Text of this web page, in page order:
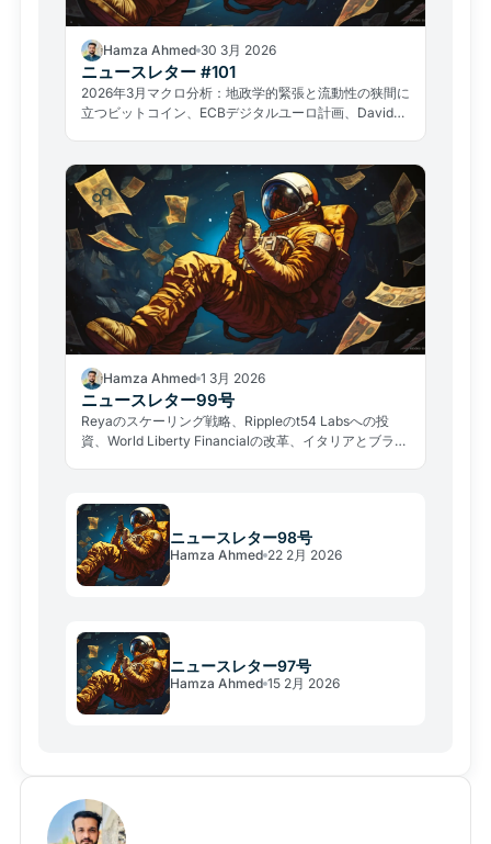
Hamza Ahmed 30 3月 2026
ニュースレター #101
2026年3月マクロ分析：地政学的緊張と流動性の狭間に
立つビットコイン、ECBデジタルユーロ計画、David
Hamza Ahmed 1 3月 2026
ニュースレター99号
Reyaのスケーリング戦略、Rippleのt54 Labsへの投
資、World Liberty Financialの改革、イタリアとブラジ
ニュースレター98号
Hamza Ahmed 22 2月 2026
ニュースレター97号
Hamza Ahmed 15 2月 2026